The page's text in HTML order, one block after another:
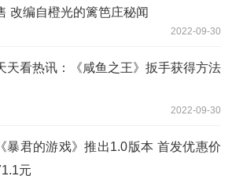
改编自橙光的篱笆庄秘闻
2022-09-30
天看热讯：《咸鱼之王》扳手获得方法
2022-09-30
《暴君的游戏》推出1.0版本 首发优惠价
元